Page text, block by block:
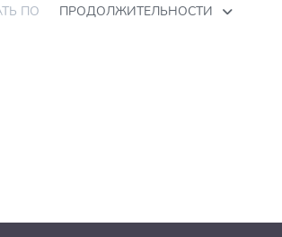
ПО ПРОДОЛЖИТЕЛЬНОСТИ